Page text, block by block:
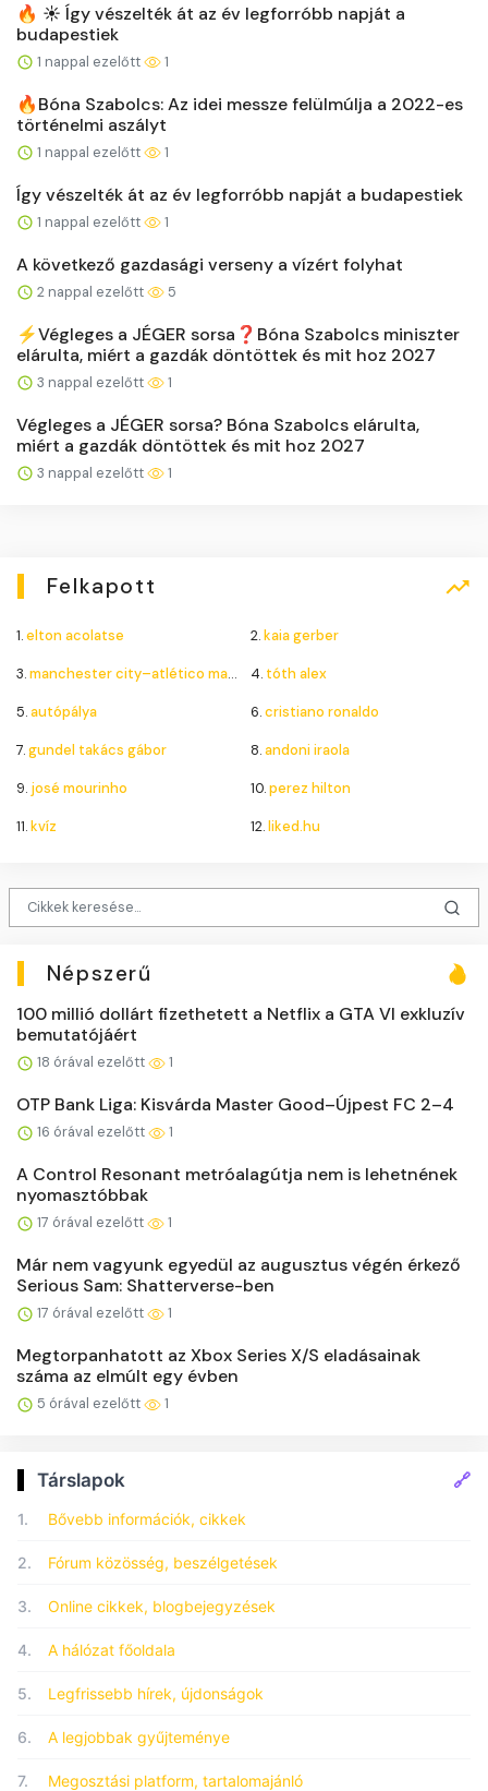
🔥 ☀️ Így vészelték át az év legforróbb napját a
budapestiek
1 nappal ezelőtt 1
🔥Bóna Szabolcs: Az idei messze felülmúlja a 2022-es
történelmi aszályt
1 nappal ezelőtt 1
Így vészelték át az év legforróbb napját a budapestiek
1 nappal ezelőtt 1
A következő gazdasági verseny a vízért folyhat
2 nappal ezelőtt 5
⚡️Végleges a JÉGER sorsa❓Bóna Szabolcs miniszter
elárulta, miért a gazdák döntöttek és mit hoz 2027
3 nappal ezelőtt 1
Végleges a JÉGER sorsa? Bóna Szabolcs elárulta,
miért a gazdák döntöttek és mit hoz 2027
3 nappal ezelőtt 1
Felkapott
1.elton acolatse 2.kaia gerber
3.manchester city–atlético madrid 4. tóth alex
5.autópálya 6.cristiano ronaldo
7.gundel takács gábor 8.andoni iraola
9. josé mourinho 10.perez hilton
11.kvíz 12.liked.hu
Népszerű
100 millió dollárt fizethetett a Netflix a GTA VI exkluzív
bemutatójáért
18 órával ezelőtt 1
OTP Bank Liga: Kisvárda Master Good–Újpest FC 2–4
16 órával ezelőtt 1
A Control Resonant metróalagútja nem is lehetnének
nyomasztóbbak
17 órával ezelőtt 1
Már nem vagyunk egyedül az augusztus végén érkező
Serious Sam: Shatterverse-ben
17 órával ezelőtt 1
Megtorpanhatott az Xbox Series X/S eladásainak
száma az elmúlt egy évben
5 órával ezelőtt 1
Társlapok 🔗
1. Bővebb információk, cikkek
2. Fórum közösség, beszélgetések
3. Online cikkek, blogbejegyzések
4. A hálózat főoldala
5. Legfrissebb hírek, újdonságok
6. A legjobbak gyűjteménye
7. Megosztási platform, tartalomajánló